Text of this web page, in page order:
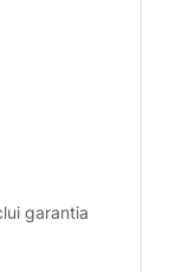
garantia